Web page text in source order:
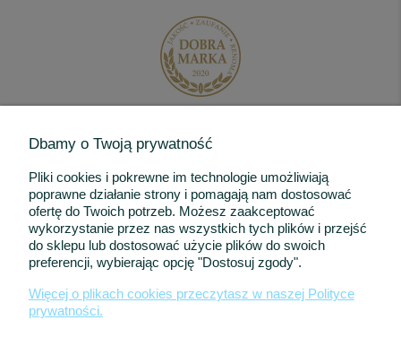
Informacje
Dla Klienta
Newsletter
Bądź na bieżąco z nowymi produktami i promocjami.
Dbamy o Twoją prywatność
Pliki cookies i pokrewne im technologie umożliwiają
poprawne działanie strony i pomagają nam dostosować
ofertę do Twoich potrzeb. Możesz zaakceptować
wykorzystanie przez nas wszystkich tych plików i przejść
do sklepu lub dostosować użycie plików do swoich
preferencji, wybierając opcję "Dostosuj zgody".
Więcej o plikach cookies przeczytasz w naszej Polityce
prywatności.